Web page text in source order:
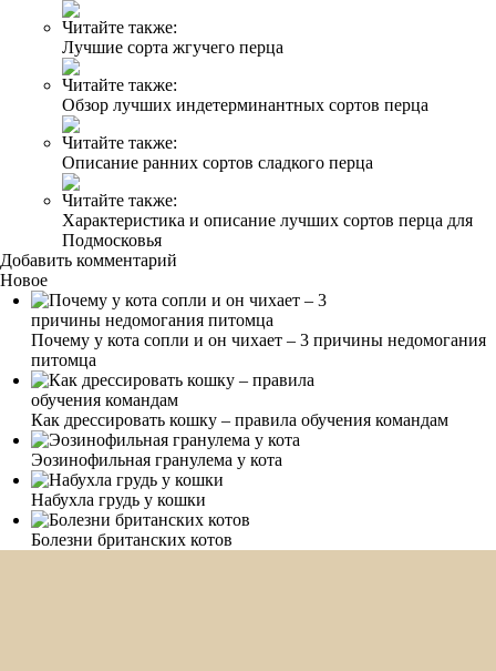
Читайте также:
Лучшие сорта жгучего перца
Читайте также:
Обзор лучших индетерминантных сортов перца
Читайте также:
Описание ранних сортов сладкого перца
Читайте также:
Характеристика и описание лучших сортов перца для
Подмосковья
Добавить комментарий
Новое
Почему у кота сопли и он чихает – 3 причины недомогания
питомца
Как дрессировать кошку – правила обучения командам
Эозинофильная гранулема у кота
Набухла грудь у кошки
Болезни британских котов